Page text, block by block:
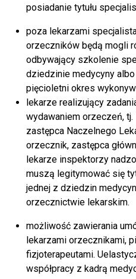
posiadanie tytułu
poza lekarzami
orzeczników będą mogli
odbywający szkolenie
dziedzinie medycyny
pięcioletni okres
lekarze realizujący
wydawaniem orzeczeń, tj.
zastępca Naczelnego
orzecznik, zastępca
lekarze inspektorzy
muszą legitymować się
jednej z dziedzin
orzecznictwie lekarskim.
możliwość zawierania
lekarzami orzecznikami,
fizjoterapeutami.
współpracy z kadrą